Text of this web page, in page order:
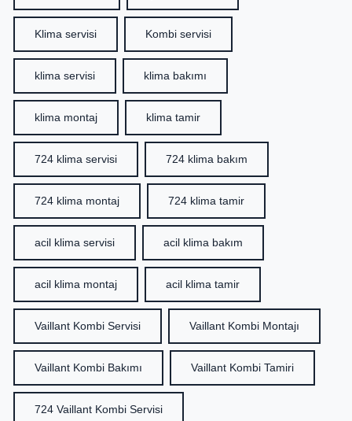
Klima servisi Kombi servisi
klima servisi klima bakımı
klima montaj klima tamir
724 klima servisi 724 klima bakım
724 klima montaj 724 klima tamir
acil klima servisi acil klima bakım
acil klima montaj acil klima tamir
Vaillant Kombi Servisi Vaillant Kombi Montajı
Vaillant Kombi Bakımı Vaillant Kombi Tamiri
724 Vaillant Kombi Servisi